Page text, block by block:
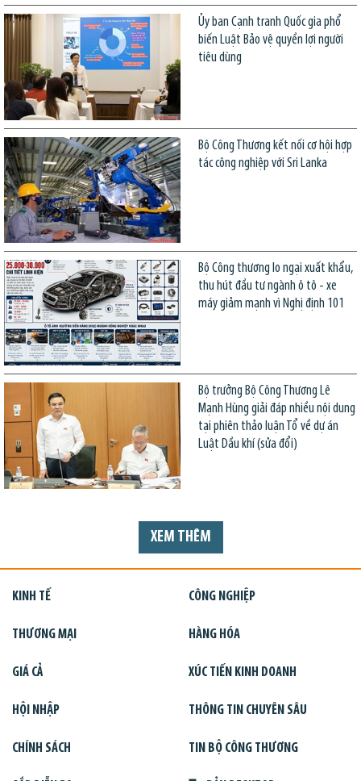
Ủy ban Cạnh tranh Quốc gia phổ
biến Luật Bảo vệ quyền lợi người
tiêu dùng
Bộ Công Thương kết nối cơ hội hợp
tác công nghiệp với Sri Lanka
Bộ Công thương lo ngại xuất khẩu,
thu hút đầu tư ngành ô tô - xe
máy giảm mạnh vì Nghị định 101
Bộ trưởng Bộ Công Thương Lê
Mạnh Hùng giải đáp nhiều nội dung
tại phiên thảo luận Tổ về dự án
Luật Dầu khí (sửa đổi)
XEM THÊM
KINH TẾ CÔNG NGHIỆP
THƯƠNG MẠI HÀNG HÓA
GIÁ CẢ XÚC TIẾN KINH DOANH
HỘI NHẬP THÔNG TIN CHUYÊN SÂU
CHÍNH SÁCH TIN BỘ CÔNG THƯƠNG